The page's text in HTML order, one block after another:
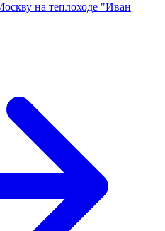
на теплоходе "Иван